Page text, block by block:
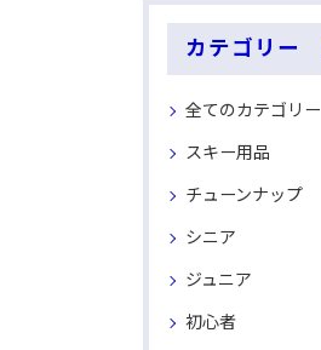
カテゴリー
全てのカテゴリー
スキー用品
チューンナップ
シニア
ジュニア
初心者